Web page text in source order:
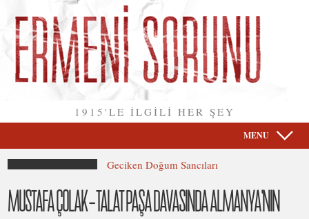
1915'LE İLGİLİ HER ŞEY
MENU
Geciken Doğum Sancıları
MUSTAFA ÇOLAK – TALAT PAŞA DAVASINDA ALMANYA’NIN